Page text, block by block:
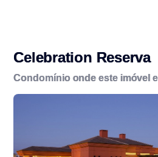
Celebration Reserva
Condomínio onde este imóvel